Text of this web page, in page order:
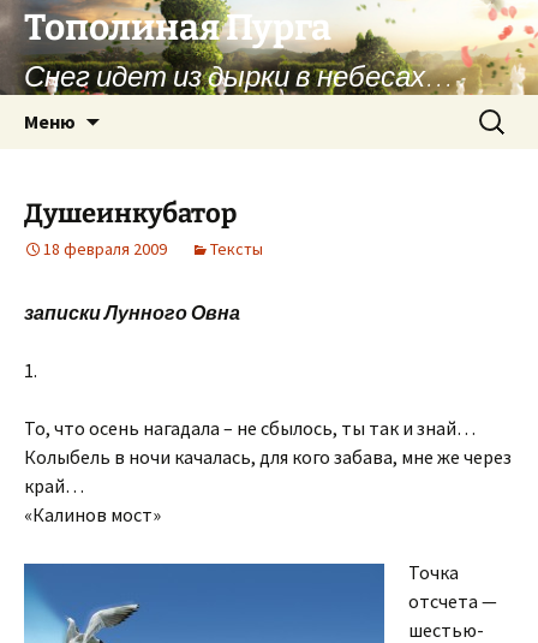
Перейти
содержимому
Тополиная Пурга
Снег идет из дырки в небесах…
Меню Найти:
Душеинкубатор
18 февраля 2009 Тексты
записки Лунного Овна
1.
То, что осень нагадала – не сбылось, ты так и знай…
Колыбель в ночи качалась, для кого забава, мне же через
край…
«Калинов мост»
Точка
отсчета —
шестью-